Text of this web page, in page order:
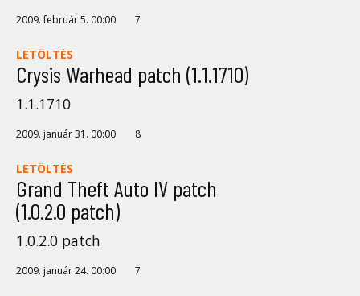
2009. február 5. 00:00 7
LETÖLTÉS
Crysis Warhead patch (1.1.1710)
1.1.1710
2009. január 31. 00:00 8
LETÖLTÉS
Grand Theft Auto IV patch
(1.0.2.0 patch)
1.0.2.0 patch
2009. január 24. 00:00 7